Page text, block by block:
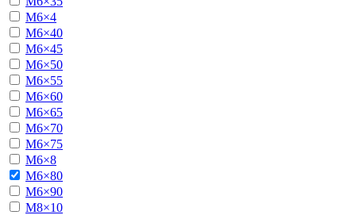
М6×4
М6×40
М6×45
М6×50
М6×55
М6×60
М6×65
М6×70
М6×75
М6×8
М6×80
М6×90
М8×10